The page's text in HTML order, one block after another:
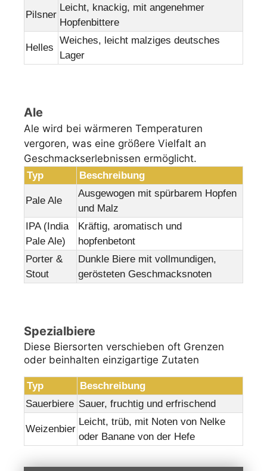
Pilsner
Leicht, knackig, mit angenehmer
Hopfenbittere
Helles
Weiches, leicht malziges deutsches
Lager
Ale
Ale wird bei wärmeren Temperaturen
vergoren, was eine größere Vielfalt an
Geschmackserlebnissen ermöglicht.
Typ Beschreibung
Pale Ale
Ausgewogen mit spürbarem Hopfen
und Malz
IPA (India
Pale Ale)
Kräftig, aromatisch und
hopfenbetont
Porter &
Stout
Dunkle Biere mit vollmundigen,
gerösteten Geschmacksnoten
Spezialbiere
Diese Biersorten verschieben oft Grenzen
oder beinhalten einzigartige Zutaten
Typ
Beschreibung
Sauerbiere Sauer, fruchtig und erfrischend
Weizenbier
Leicht, trüb, mit Noten von Nelke
oder Banane von der Hefe